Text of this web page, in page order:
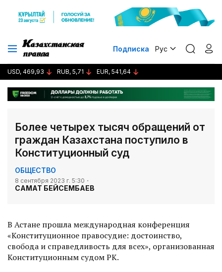
Подписка Рус
USD, 469,93 RUB, 5,71 EUR, 541,64
Более четырех тысяч обращений от
граждан Казахстана поступило в
Конституционный суд
ОБЩЕСТВО
8 сентября 2023 г. 5:30
САМАТ БЕЙСЕМБАЕВ
В Астане прошла международная конференция
«Конституционное правосудие: достоинство,
свобода и справедливость для всех», организованная
Конституционным судом РК.